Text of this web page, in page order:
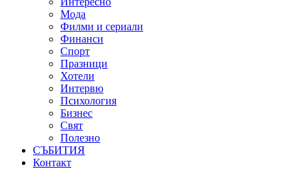
Мода
Филми и сериали
Финанси
Спорт
Празници
Хотели
Интервю
Психология
Бизнес
Свят
Полезно
СЪБИТИЯ
Контакт